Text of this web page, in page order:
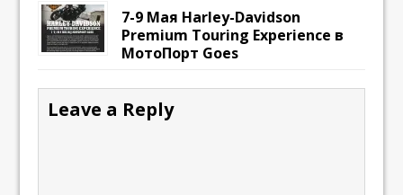
7-9 Мая Harley-Davidson
Premium Touring Experience в
МотоПорт Goes
Leave a Reply